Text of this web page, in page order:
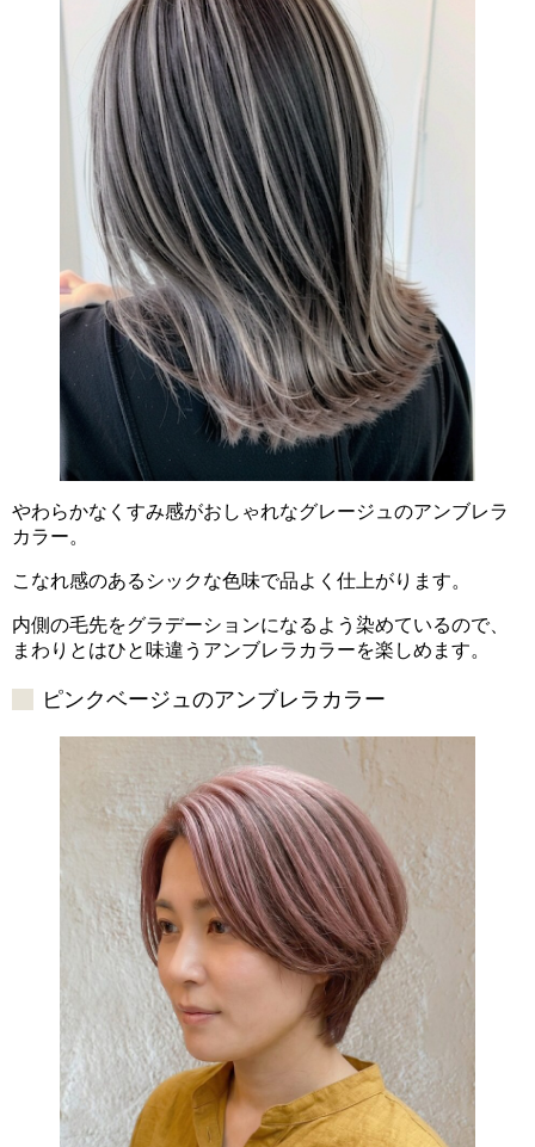
やわらかなくすみ感がおしゃれなグレージュのアンブレラ
カラー。
こなれ感のあるシックな色味で品よく仕上がります。
内側の毛先をグラデーションになるよう染めているので、
まわりとはひと味違うアンブレラカラーを楽しめます。
ピンクベージュのアンブレラカラー